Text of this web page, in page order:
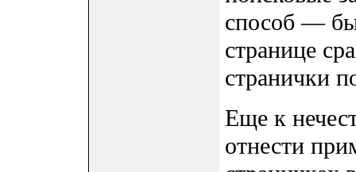
способ —
странице
странички
Еще к
отнести